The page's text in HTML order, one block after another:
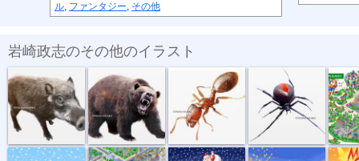
ル, ファンタジー, その他
岩崎政志のその他のイラスト
危険生物・イ... 危険生物・クマ 危険生物・ヒ...
トイザラスポ... マンション・... サンタとクリ... 音楽会のパレ... メリ